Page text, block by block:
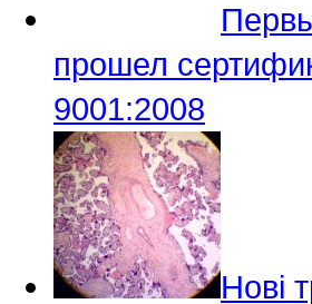
прошел
9001:2008
Нові